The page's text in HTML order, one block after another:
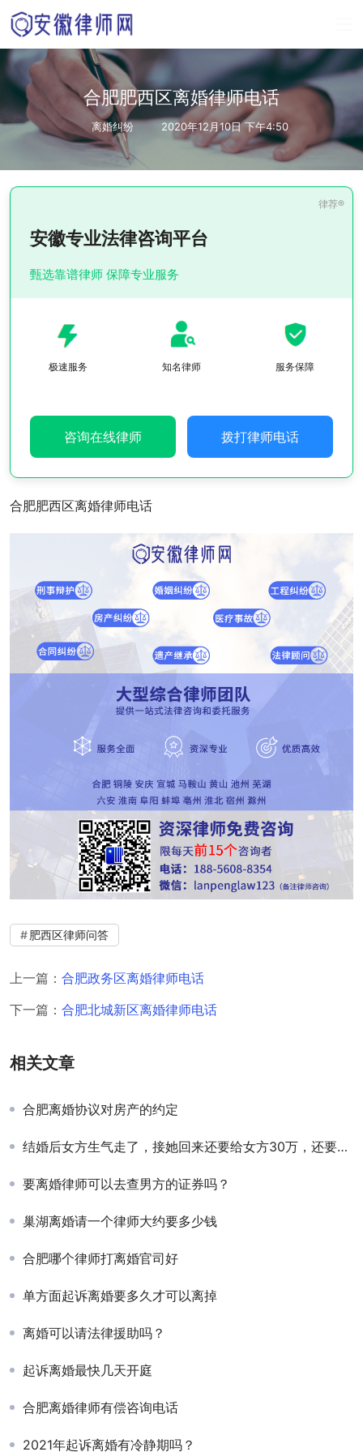
合肥肥西区离婚律师电话
离婚纠纷 2020年12月10日 下午4:50
安徽专业法律咨询平台
甄选靠谱律师 保障专业服务
极速服务 知名律师 服务保障
咨询在线律师 拨打律师电话
合肥肥西区离婚律师电话
肥西区律师问答
上一篇： 合肥政务区离婚律师电话
下一篇： 合肥北城新区离婚律师电话
相关文章
合肥离婚协议对房产的约定
结婚后女方生气走了，接她回来还要给女方30万，还要城里买一套房子，
要离婚律师可以去查男方的证券吗？
巢湖离婚请一个律师大约要多少钱
合肥哪个律师打离婚官司好
单方面起诉离婚要多久才可以离掉
离婚可以请法律援助吗？
起诉离婚最快几天开庭
合肥离婚律师有偿咨询电话
2021年起诉离婚有冷静期吗？